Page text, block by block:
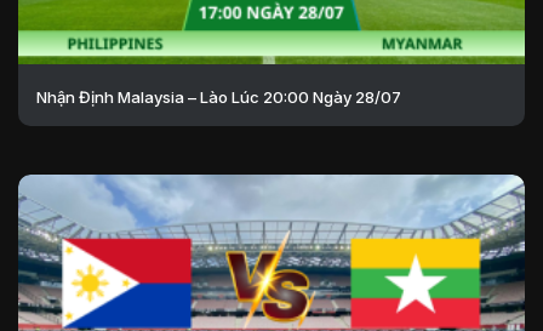
Nhận Định Malaysia – Lào Lúc 20:00 Ngày 28/07